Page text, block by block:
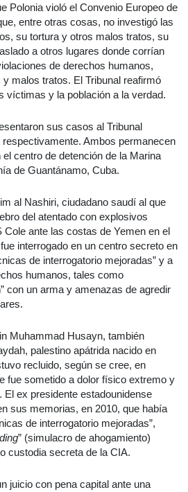
Polonia violó el Convenio Europeo de
entre otras cosas, no investigó las
su tortura y otros malos tratos, su
a otros lugares donde corrían
de derechos humanos,
malos tratos. El Tribunal reafirmó
víctimas y la población a la verdad.
sus casos al Tribunal
respectivamente. Ambos permanecen
centro de detención de la Marina
de Guantánamo, Cuba.
al Nashiri, ciudadano saudí al que
del atentado con explosivos
Cole ante las costas de Yemen en el
interrogado en un centro secreto en
de interrogatorio mejoradas” y a
humanos, tales como
con un arma y amenazas de agredir
Muhammad Husayn, también
palestino apátrida nacido en
recluido, según se cree, en
fue sometido a dolor físico extremo y
ex presidente estadounidense
sus memorias, en 2010, que había
de interrogatorio mejoradas”,
” (simulacro de ahogamiento)
custodia secreta de la CIA.
juicio con pena capital ante una